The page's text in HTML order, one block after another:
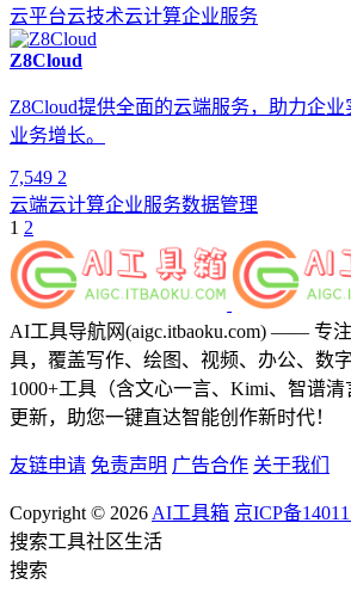
云平台云技术云计算企业服务
Z8Cloud
Z8Cloud提供全面的云端服务，助力企
业务增长。
7,549 2
云端云计算企业服务数据管理
1 2
AI工具导航网(aigc.itbaoku.com) —— 专
具，覆盖写作、绘图、视频、办公、数
1000+工具（含文心一言、Kimi、智谱
更新，助您一键直达智能创作新时代！
友链申请 免责声明 广告合作 关于我们
Copyright © 2026 AI工具箱 京ICP备
搜索工具社区生活
搜索